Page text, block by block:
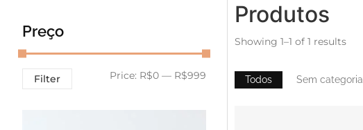
Preço
Filter Price: R$0 — R$999
Produtos
Showing 1–1 of 1 results
Todos Sem categoria